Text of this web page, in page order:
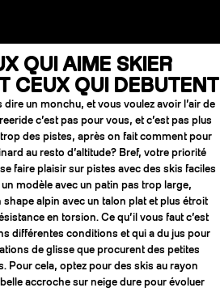
QUI AIME SKIER
CEUX QUI DEBUTENT
un monchu, et vous voulez avoir l’air de
c’est pas pour vous, et c’est pas plus
des pistes, après on fait comment pour
au resto d’altitude? Bref, votre priorité
faire plaisir sur pistes avec des skis faciles
modèle avec un patin pas trop large,
alpin avec un talon plat et plus étroit
en torsion. Ce qu’il vous faut c’est
différentes conditions et qui a du jus pour
de glisse que procurent des petites
Pour cela, optez pour des skis au rayon
accroche sur neige dure pour évoluer